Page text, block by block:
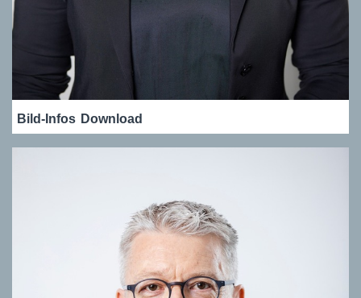
Bild-Infos Download